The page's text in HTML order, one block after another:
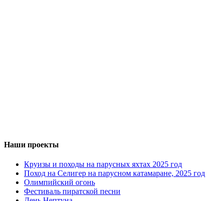
Наши проекты
Круизы и походы на парусных яхтах 2025 год
Поход на Селигер на парусном катамаране, 2025 год
Олимпийский огонь
Фестиваль пиратской песни